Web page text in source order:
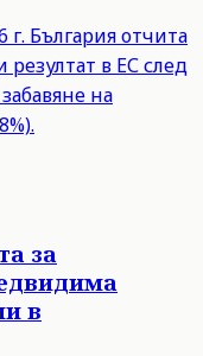
България отчита
в ЕС след
на
за
в